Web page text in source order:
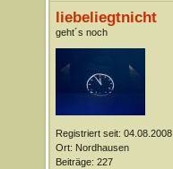
liebeliegtnicht
geht´s noch
Registriert seit: 04.08.2008
Ort: Nordhausen
Beiträge: 227